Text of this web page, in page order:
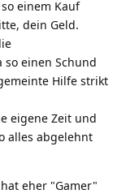
einem Kauf
dein Geld.
einen Schund
Hilfe strikt
eigene Zeit und
alles abgelehnt
eher "Gamer"